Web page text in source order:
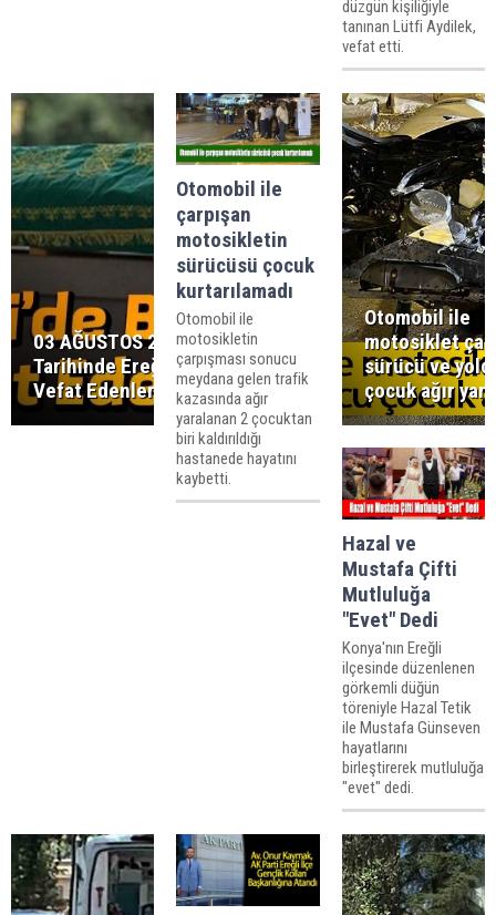
düzgün kişiliğiyle
tanınan Lütfi Aydilek,
vefat etti.
03 AĞUSTOS 2026
Tarihinde Ereğli’de
Vefat Edenler
Otomobil ile
çarpışan
motosikletin
sürücüsü çocuk
kurtarılamadı
Otomobil ile
motosikletin
çarpışması sonucu
meydana gelen trafik
kazasında ağır
yaralanan 2 çocuktan
biri kaldırıldığı
hastanede hayatını
kaybetti.
Otomobil ile
motosiklet
sürücü ve
çocuk ağır
Hazal ve
Mustafa Çifti
Mutluluğa
"Evet" Dedi
Konya'nın Ereğli
ilçesinde düzenlenen
görkemli düğün
töreniyle Hazal Tetik
ile Mustafa Günseven
hayatlarını
birleştirerek mutluluğa
"evet" dedi.